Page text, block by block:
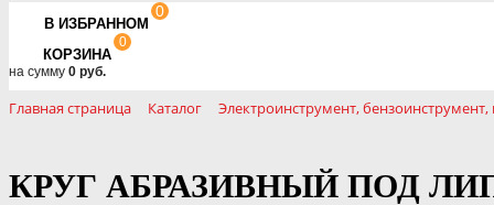
В ИЗБРАННОМ
0
КОРЗИНА
0
на сумму 0 руб.
Главная страница Каталог Электроинструмент,
КРУГ АБРАЗИВНЫЙ ПОД